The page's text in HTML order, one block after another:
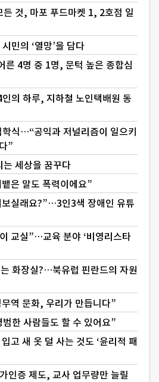
든 것, 마포 푸드마켓 1, 2호점 일
민의 ‘열망’을 담다
른 4명 중 1명, 문턱 높은 종합심
의 하루, 지하철 노인택배원 동
학식…“공익과 저널리즘이 일으키
”
는 세상을 꿈꾸다
은 말도 폭력이에요”
보실래요?”…3인3색 장애인 유튜
교실”…교육 분야 ‘비영리스타
는 화장실?…북유럽 핀란드의 자원
역 문화, 우리가 만듭니다”
한 사람들도 할 수 있어요”
고 새 옷 덜 사는 것도 ‘윤리적 패
인증 제도, 교사 업무량만 늘릴